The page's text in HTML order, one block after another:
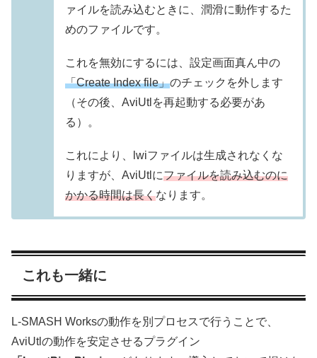
ァイルを読み込むときに、潤滑に動作するた
めのファイルです。
これを無効にするには、設定画面真ん中の
「Create Index file」のチェックを外します
（その後、AviUtlを再起動する必要があ
る）。
これにより、lwiファイルは生成されなくな
りますが、AviUtlにファイルを読み込むのに
かかる時間は長くなります。
これも一緒に
L-SMASH Worksの動作を別プロセスで行うことで、
AviUtlの動作を安定させるプラグイン